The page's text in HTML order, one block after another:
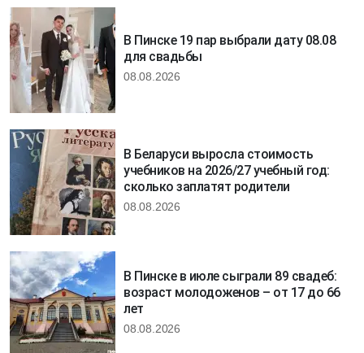
В Пинске 19 пар выбрали дату 08.08
для свадьбы
08.08.2026
В Беларуси выросла стоимость
учебников на 2026/27 учебный год:
сколько заплатят родители
08.08.2026
В Пинске в июле сыграли 89 свадеб:
возраст молодоженов – от 17 до 66
лет
08.08.2026